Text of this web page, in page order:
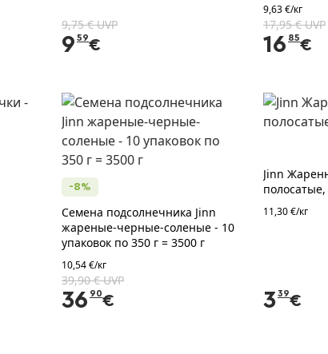
9,75 € UVP
9 59€
9,63 €/кг
17,95 € UVP
16 85€
-8%
Семена подсолнечника Jinn
жареные-черные-соленые - 10
упаковок по 350 г = 3500 г
10,54 €/кг
39,90 € UVP
36 90€
Jinn
полосатые,
11,30 €/кг
3 39€